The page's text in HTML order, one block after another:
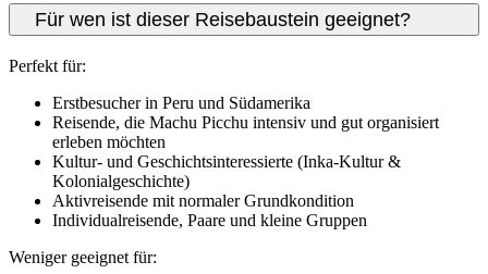
Für wen ist dieser Reisebaustein geeignet?
Perfekt für:
Erstbesucher in Peru und Südamerika
Reisende, die Machu Picchu intensiv und gut organisiert
erleben möchten
Kultur- und Geschichtsinteressierte (Inka-Kultur &
Kolonialgeschichte)
Aktivreisende mit normaler Grundkondition
Individualreisende, Paare und kleine Gruppen
Weniger geeignet für: